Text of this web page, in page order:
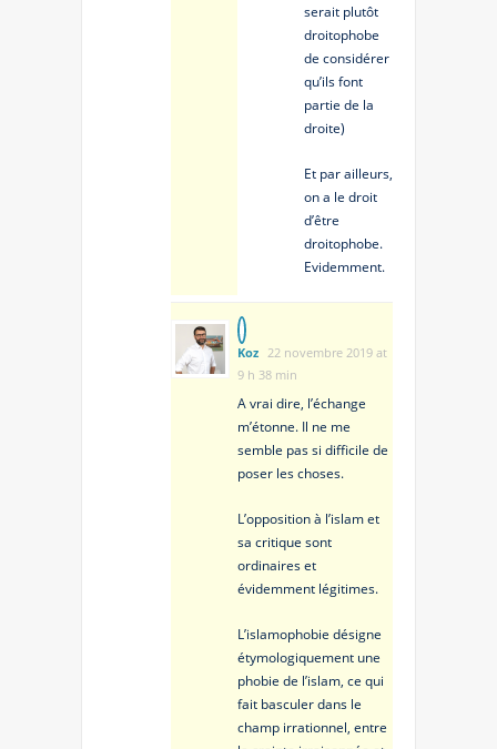
serait plutôt
droitophobe
de considérer
qu’ils font
partie de la
droite)
Et par ailleurs,
on a le droit
d’être
droitophobe.
Evidemment.
Koz 22 novembre 2019 at
9 h 38 min
A vrai dire, l’échange
m’étonne. Il ne me
semble pas si difficile de
poser les choses.
L’opposition à l’islam et
sa critique sont
ordinaires et
évidemment légitimes.
L’islamophobie désigne
étymologiquement une
phobie de l’islam, ce qui
fait basculer dans le
champ irrationnel, entre